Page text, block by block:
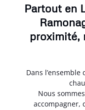
Partout en
proximité,
Dans l’ensemble
Nous
accompagner,